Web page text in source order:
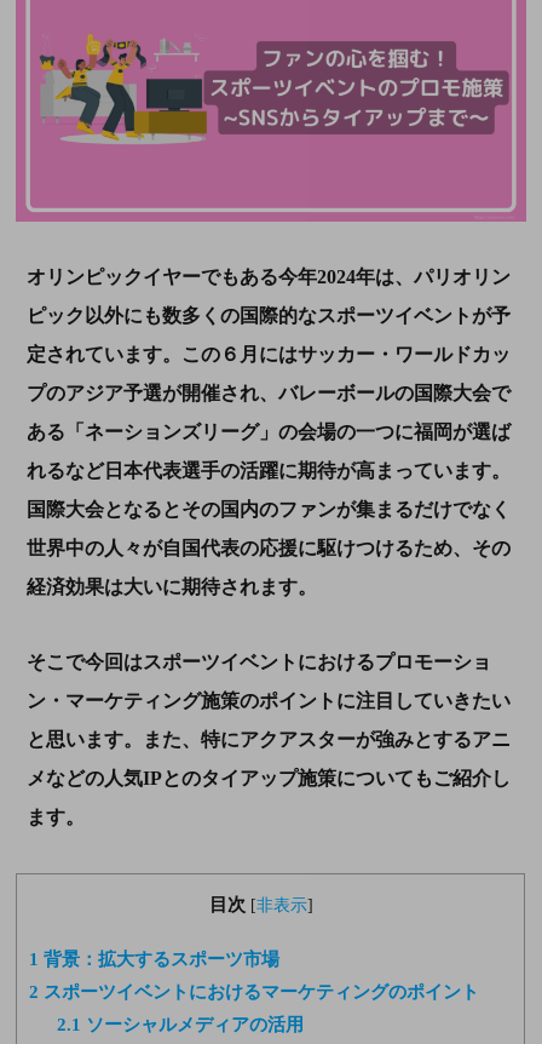
オリンピックイヤーでもある今年2024年は、パリオリン
ピック以外にも数多くの国際的なスポーツイベントが予
定されています。この６月にはサッカー・ワールドカッ
プのアジア予選が開催され、バレーボールの国際大会で
ある「ネーションズリーグ」の会場の一つに福岡が選ば
れるなど日本代表選手の活躍に期待が高まっています。
国際大会となるとその国内のファンが集まるだけでなく
世界中の人々が自国代表の応援に駆けつけるため、その
経済効果は大いに期待されます。
そこで今回はスポーツイベントにおけるプロモーショ
ン・マーケティング施策のポイントに注目していきたい
と思います。また、特にアクアスターが強みとするアニ
メなどの人気IPとのタイアップ施策についてもご紹介し
ます。
目次 [非表示]
1 背景：拡大するスポーツ市場
2 スポーツイベントにおけるマーケティングのポイント
2.1 ソーシャルメディアの活用